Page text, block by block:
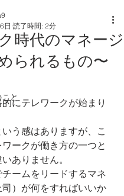
と
時代のマネージ
られるもの〜
日 読了時間: 2分
にテレワークが始まり
う感はありますが、こ
ークが働き方の一つと
ありません。
ームをリードするマネ
）が何をすればいいか